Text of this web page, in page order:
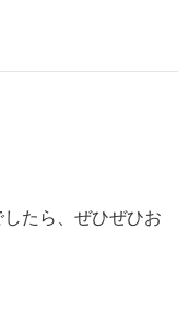
たら、ぜひぜひお